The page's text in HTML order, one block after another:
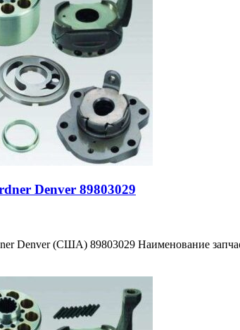
Denver 89803029
Denver (США) 89803029 Наименование